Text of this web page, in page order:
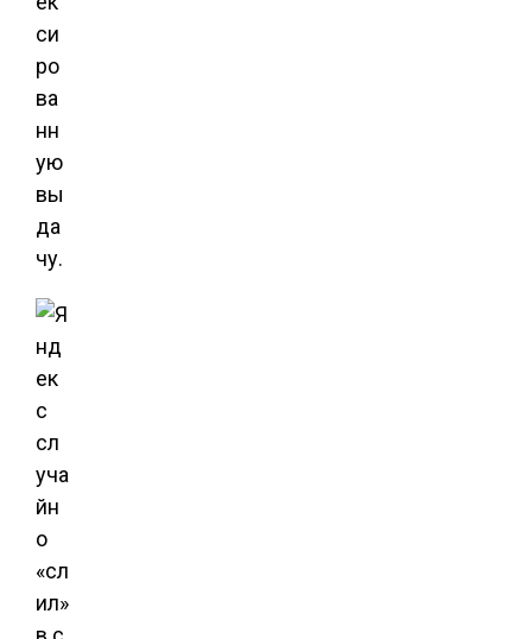
си
ро
ва
нн
ую
вы
да
чу.